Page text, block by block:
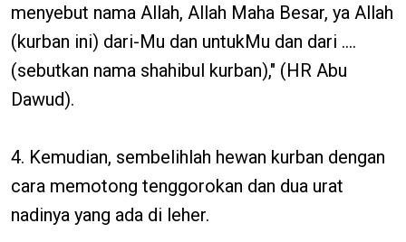
menyebut nama Allah, Allah Maha Besar, ya Allah
(kurban ini) dari-Mu dan untukMu dan dari ....
(sebutkan nama shahibul kurban)," (HR Abu
Dawud).
4. Kemudian, sembelihlah hewan kurban dengan
cara memotong tenggorokan dan dua urat
nadinya yang ada di leher.